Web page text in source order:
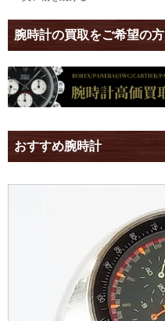
腕時計の買取をご希望の方
おすすめ腕時計